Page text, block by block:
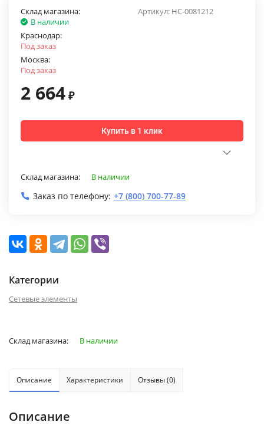
Артикул: НС-0081212
Склад магазина:
В наличии
Краснодар:
Под заказ
Москва:
Под заказ
2 664 ₽
Купить в 1 клик
Склад магазина: В наличии
Заказ по телефону: +7 (800) 700-77-89
Категории
Сетевые элементы
Склад магазина: В наличии
Описание Характеристики Отзывы (0)
Описание